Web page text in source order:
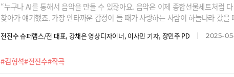
#김형석#전진수#작곡
“누구나 AI를 통해서 음악을 만들 수 있잖아요. 음악은 이제 종합선물세트처럼
찾아가 얘기했죠. 가장 안타까운 감정이 들 때가 사랑하는 사람이 하늘나라 갔을
넣는거죠.”“AI 덕분에 전 국민이 창작자”라는 김형석 작곡가는 AI로 과연 무엇을
전진수 슈퍼랩스/전 대표, 강채은 영상디자이너, 이사민 기자, 장민주 PD 2025-